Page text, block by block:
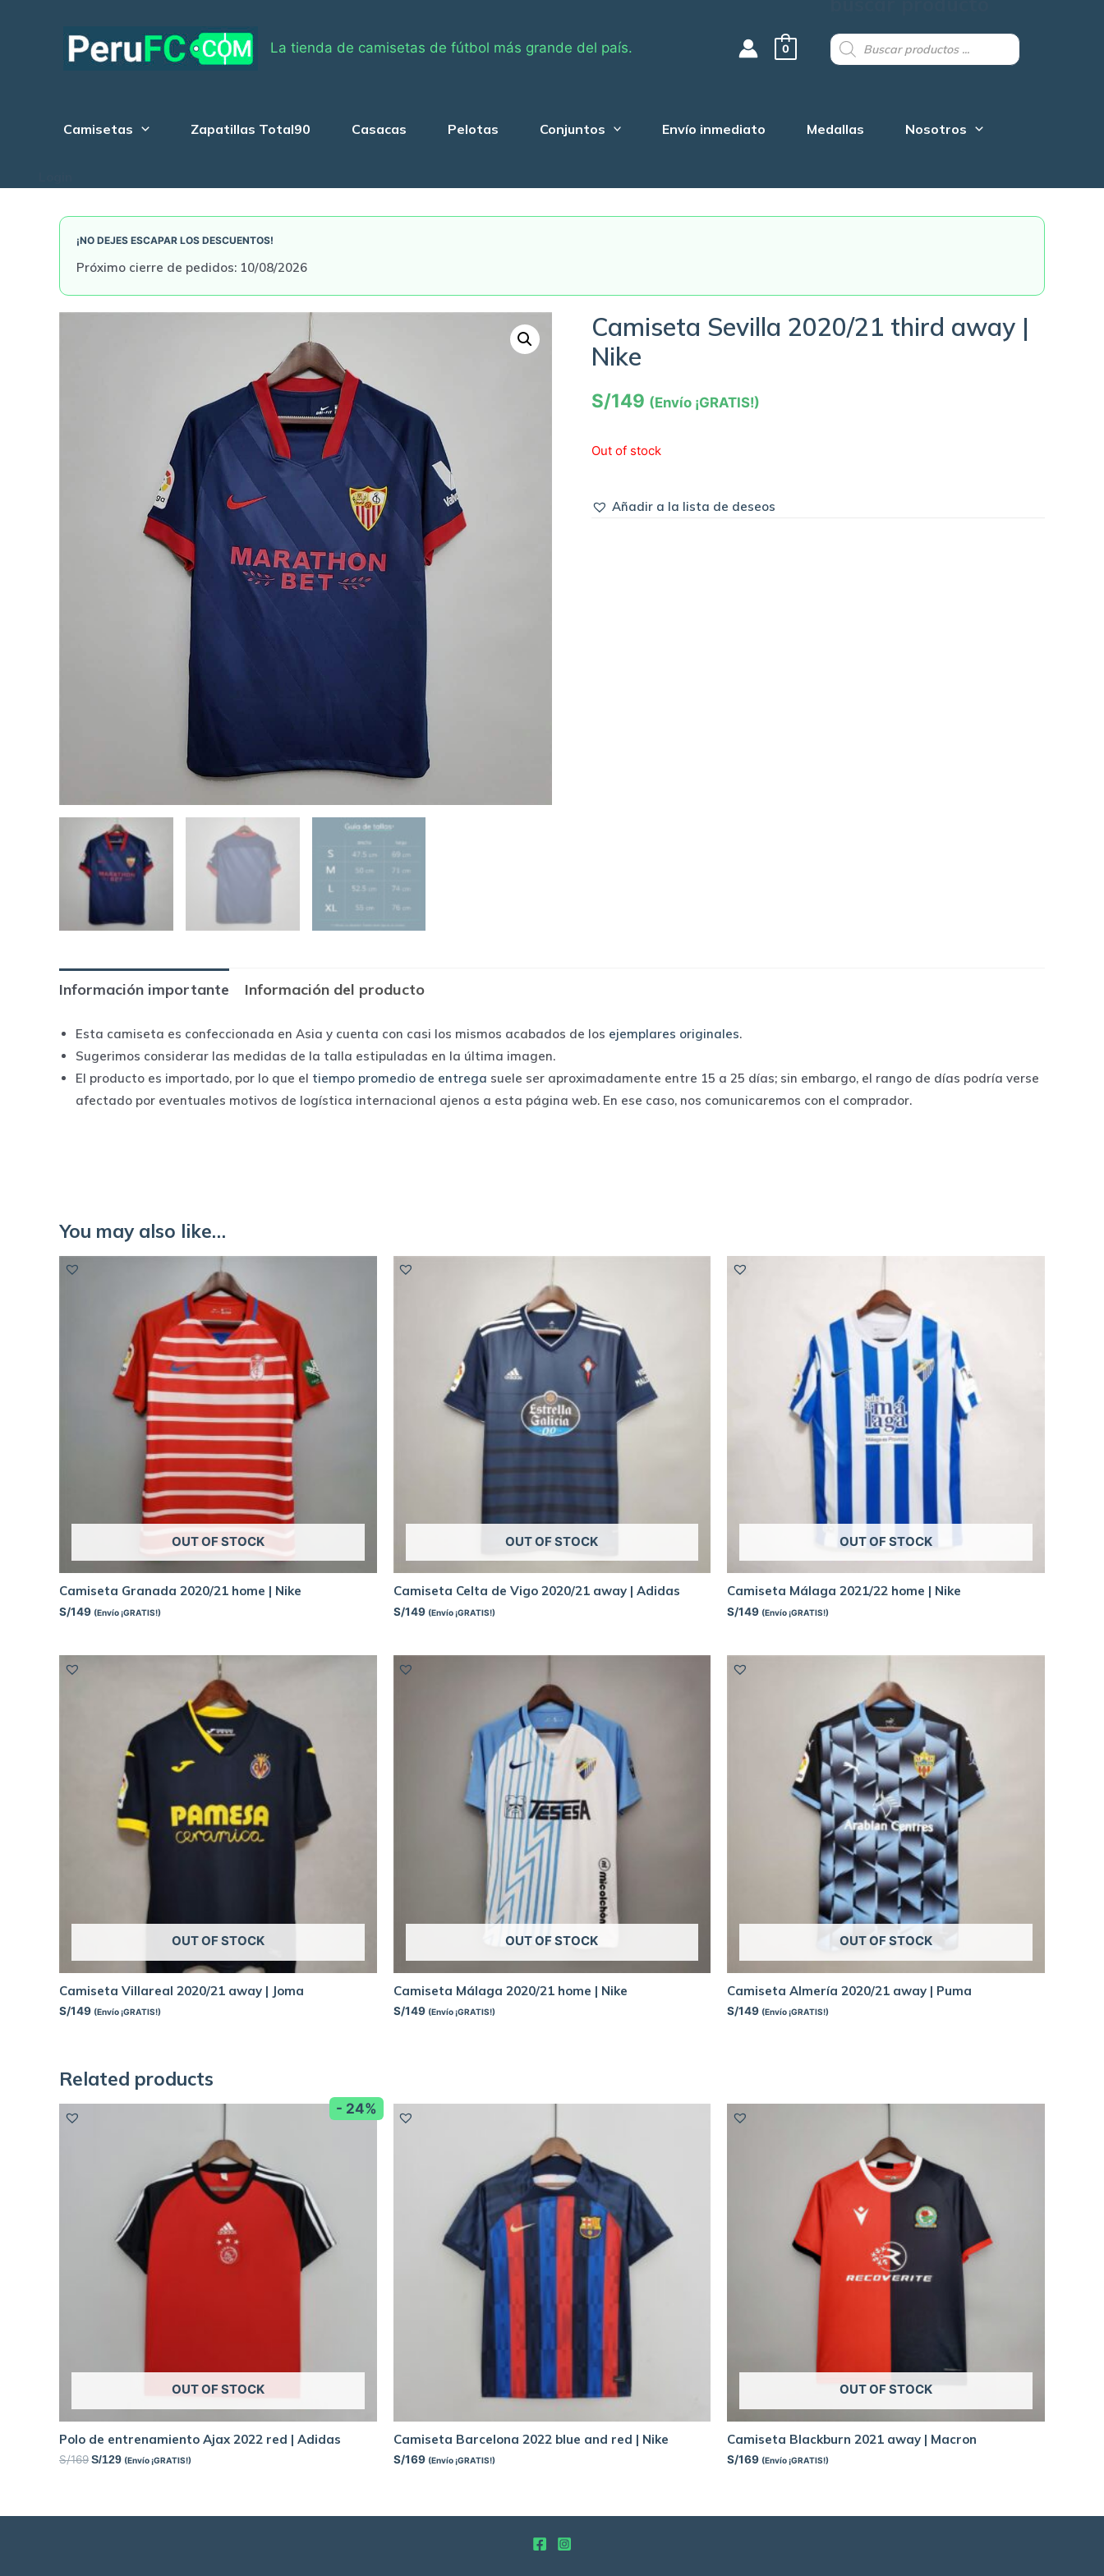
La tienda de camisetas de fútbol más grande del país. 0
Products
search
Camisetas Zapatillas Total90 Casacas Pelotas Conjuntos Envío inmediato Medallas Nosotros
¡NO DEJES ESCAPAR LOS DESCUENTOS!
Próximo cierre de pedidos: 10/08/2026
Camiseta Sevilla 2020/21 third away |
Nike
S/149 (Envío ¡GRATIS!)
Out of stock
Añadir a la lista de deseos
Información importante Información del producto
Esta camiseta es confeccionada en Asia y cuenta con casi los mismos acabados de los ejemplares originales.
Sugerimos considerar las medidas de la talla estipuladas en la última imagen.
El producto es importado, por lo que el tiempo promedio de entrega suele ser aproximadamente entre 15 a 25 días; sin embargo, el rango de días podría verse
afectado por eventuales motivos de logística internacional ajenos a esta página web. En ese caso, nos comunicaremos con el comprador.
You may also like…
OUT OF STOCK
Camiseta Granada 2020/21 home | Nike
S/149 (Envío ¡GRATIS!)
OUT OF STOCK
Camiseta Celta de Vigo 2020/21 away | Adidas
S/149 (Envío ¡GRATIS!)
OUT OF STOCK
Camiseta Málaga 2021/22 home | Nike
S/149 (Envío ¡GRATIS!)
OUT OF STOCK
Camiseta Villareal 2020/21 away | Joma
S/149 (Envío ¡GRATIS!)
OUT OF STOCK
Camiseta Málaga 2020/21 home | Nike
S/149 (Envío ¡GRATIS!)
OUT OF STOCK
Camiseta Almería 2020/21 away | Puma
S/149 (Envío ¡GRATIS!)
Related products
- 24%
OUT OF STOCK
Polo de entrenamiento Ajax 2022 red | Adidas
S/169 S/129 (Envío ¡GRATIS!)
Camiseta Barcelona 2022 blue and red | Nike
S/169 (Envío ¡GRATIS!)
OUT OF STOCK
Camiseta Blackburn 2021 away | Macron
S/169 (Envío ¡GRATIS!)